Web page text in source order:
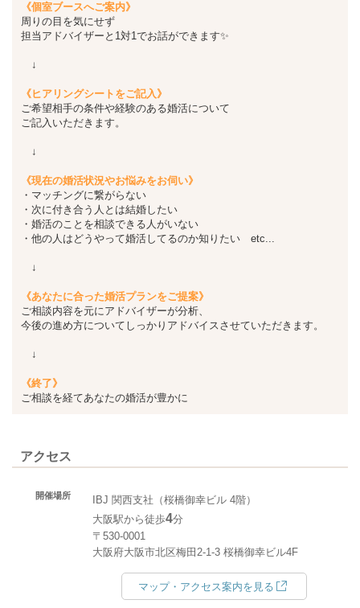
《個室ブースへご案内》
周りの目を気にせず
担当アドバイザーと1対1でお話ができます✨
↓
《ヒアリングシートをご記入》
ご希望相手の条件や経験のある婚活について
ご記入いただきます。
↓
《現在の婚活状況やお悩みをお伺い》
・マッチングに繋がらない
・次に付き合う人とは結婚したい
・婚活のことを相談できる人がいない
・他の人はどうやって婚活してるのか知りたい etc...
↓
《あなたに合った婚活プランをご提案》
ご相談内容を元にアドバイザーが分析、
今後の進め方についてしっかりアドバイスさせていただきます。
↓
《終了》
ご相談を経てあなたの婚活が豊かに
アクセス
開催場所
IBJ 関西支社（桜橋御幸ビル 4階）
大阪駅から徒歩4分
〒530-0001
大阪府大阪市北区梅田2-1-3 桜橋御幸ビル4F
マップ・アクセス案内を見る